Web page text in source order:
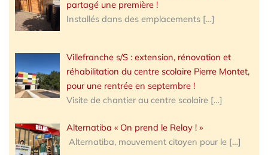
partagé une première !
Installés dans des emplacements […]
Villefranche s/S : extension, rénovation et
réhabilitation du centre scolaire Pierre Montet,
pour une rentrée en septembre !
Visite de chantier au centre scolaire […]
Alternatiba « On prend le Relay ! »
Alternatiba, mouvement citoyen pour le […]